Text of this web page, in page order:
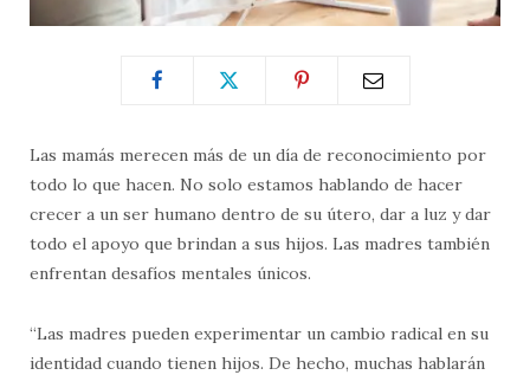
Las mamás merecen más de un día de reconocimiento por
todo lo que hacen. No solo estamos hablando de hacer
crecer a un ser humano dentro de su útero, dar a luz y dar
todo el apoyo que brindan a sus hijos. Las madres también
enfrentan desafíos mentales únicos.
“Las madres pueden experimentar un cambio radical en su
identidad cuando tienen hijos. De hecho, muchas hablarán